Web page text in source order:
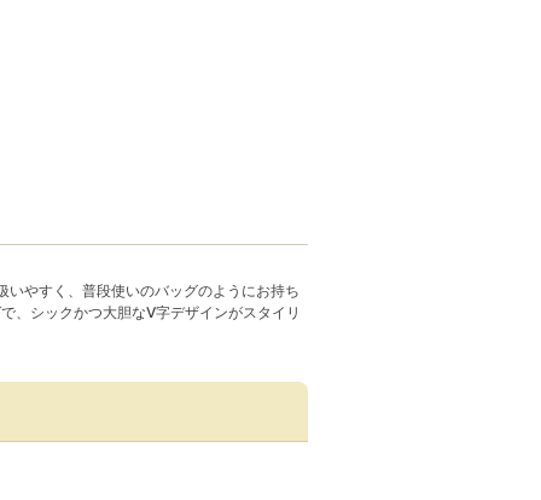
やすく、普段使いのバッグのようにお持ち
、シックかつ大胆なV字デザインがスタイリ